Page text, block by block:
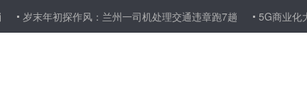
年初探作风：兰州一司机处理交通违章跑7趟 5G商业化大幕开